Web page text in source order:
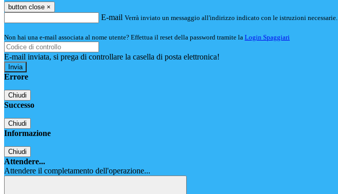
button close ×
E-mail Verrà inviato un messaggio all'indirizzo indicato con le istruzioni necessarie.
Non hai una e-mail associata al nome utente? Effettua il reset della password tramite la Login Spaggiari
E-mail inviata, si prega di controllare la casella di posta elettronica!
Errore
Chiudi
Successo
Chiudi
Informazione
Chiudi
Attendere...
Attendere il completamento dell'operazione...